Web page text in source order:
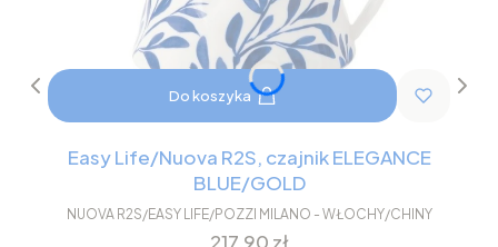
Do koszyka
Easy Life/Nuova R2S, czajnik ELEGANCE
BLUE/GOLD
NUOVA R2S/EASY LIFE/POZZI MILANO - WŁOCHY/CHINY
Cena
217,90 zł